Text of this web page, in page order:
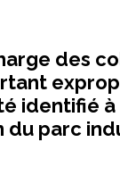
des
identifié
parc